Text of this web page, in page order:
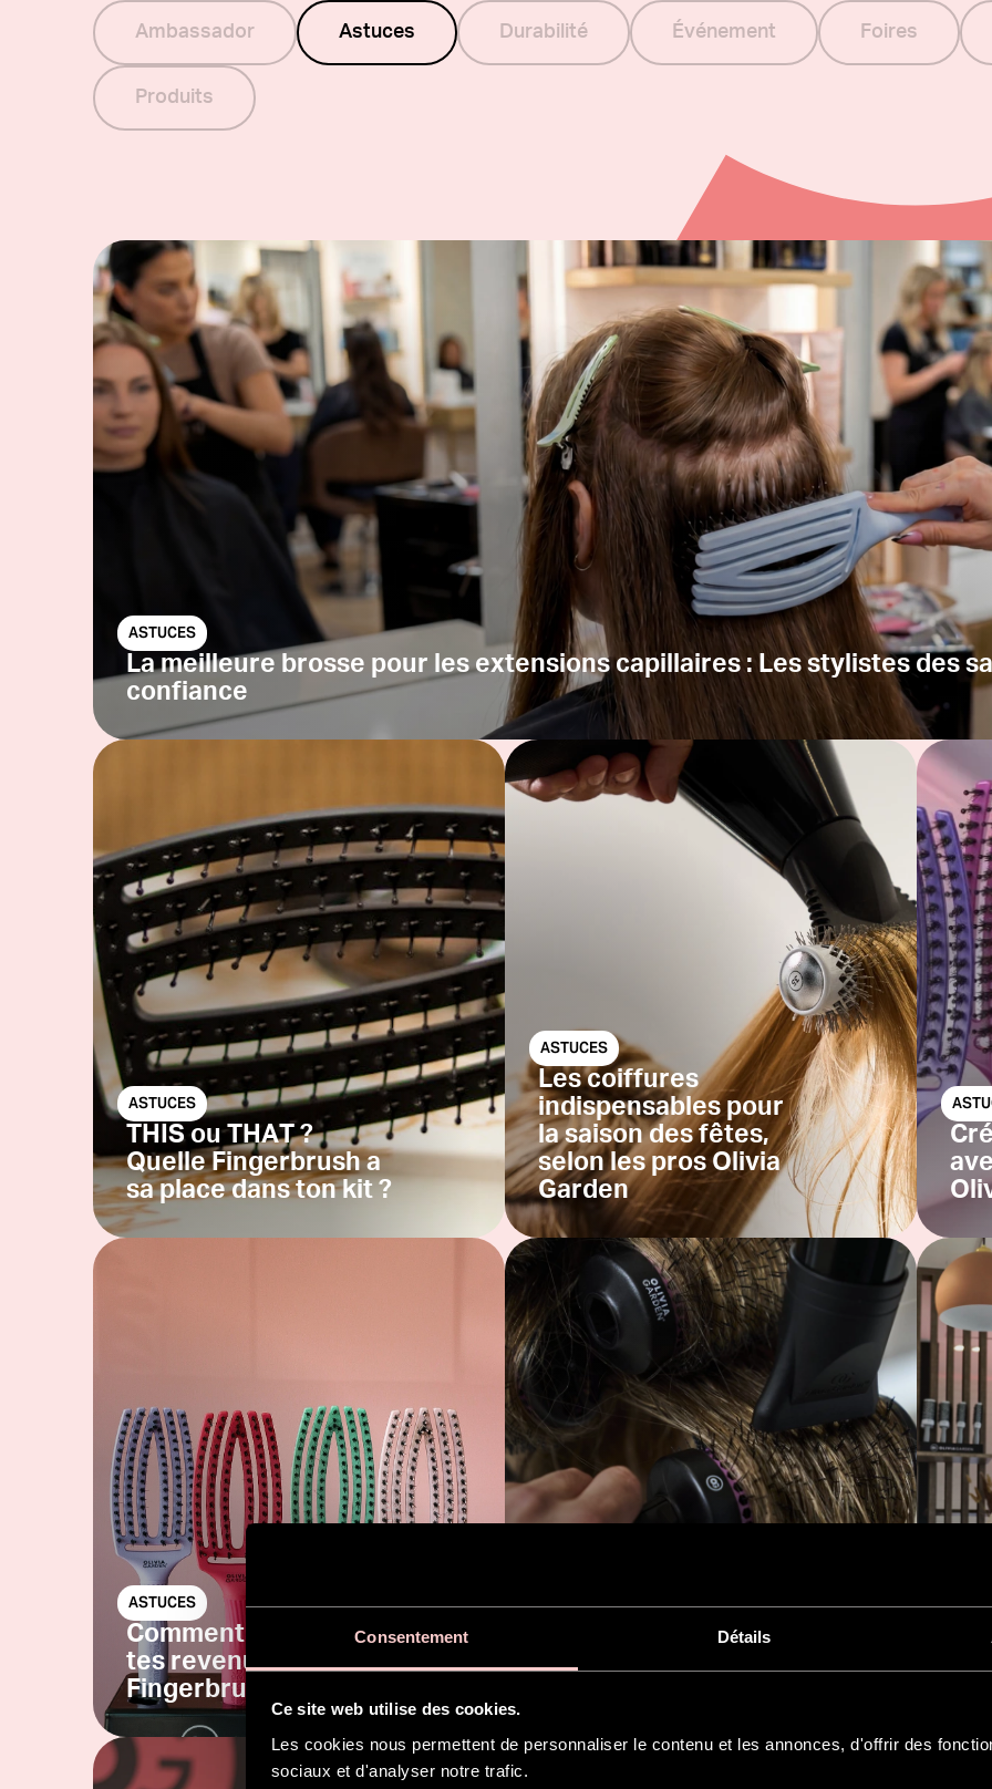
Consentement Détails
Ce site web utilise des cookies.
Les cookies nous permettent de personnaliser le contenu et les annonces, d'offrir des
sociaux et d'analyser notre trafic.
Share the Pink
Bamboo Touch
Ciseaux
Accessoires
Ambassador Astuces Durabilité Événement Foires
Produits
ASTUCES
La meilleure brosse pour les extensions capillaires : Les stylistes des
confiance
ASTUCES
THIS ou THAT ?
Quelle Fingerbrush a
sa place dans ton kit ?
ASTUCES
Les coiffures
indispensables pour
la saison des fêtes,
selon les pros Olivia
Garden
ASTUCES
Comment augmenter
tes revenus avec la
Fingerbrush ?💸
Maîtrisez la
MultiBrush avec
notre ambassadrice
Suivez
nous